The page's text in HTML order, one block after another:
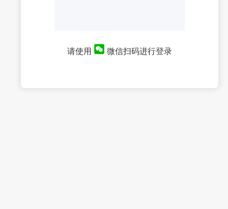
请使用 微信扫码进行登录